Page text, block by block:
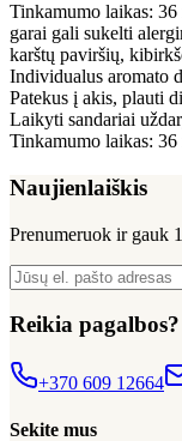
Tinkamumo laikas:
garai gali sukelti
karštų paviršių,
Individualus aromato
Patekus į akis, plauti
Laikyti sandariai
Tinkamumo laikas: 36
Naujienlaiškis
Prenumeruok ir gauk
Reikia pagalbos?
+370 609 12664
Sekite mus